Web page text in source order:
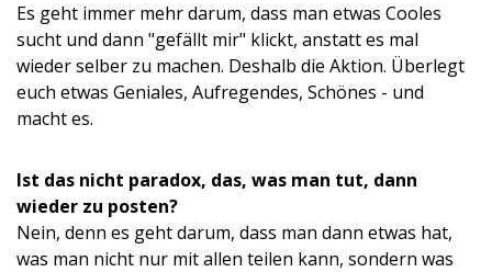
Es geht immer mehr darum, dass man etwas Cooles
sucht und dann "gefällt mir" klickt, anstatt es mal
wieder selber zu machen. Deshalb die Aktion. Überlegt
euch etwas Geniales, Aufregendes, Schönes - und
macht es.
Ist das nicht paradox, das, was man tut, dann
wieder zu posten?
Nein, denn es geht darum, dass man dann etwas hat,
was man nicht nur mit allen teilen kann, sondern was